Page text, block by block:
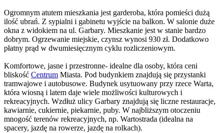
Ogromnym atutem mieszkania jest garderoba, która pomieści dużą
ilość ubrań. Z sypialni i gabinetu wyjście na balkon. W salonie duże
okna z widokiem na ul. Garbary. Mieszkanie jest w stanie bardzo
dobrym. Ogrzewanie miejskie, czynsz wynosi 930 zł. Dodatkowo
płatny prąd w dwumiesięcznym cyklu rozliczeniowym.
Komfortowe, jasne i przestronne- idealne dla osoby, która ceni
bliskość Centrum Miasta. Pod budynkiem znajdują się przystanki
tramwajowe i autobusowe. Budynek usytuowany przy rzece Warta,
która wiosną i latem daje wiele możliwości kulturowych i
rekreacyjnych. Wzdłuż ulicy Garbary znajdują się liczne restauracje,
kawiarnie, cukiernie, piekarnie, puby. W najbliższym otoczeniu
mnogość terenów rekreacyjnych, np. Wartostrada (idealna na
spacery, jazdę na rowerze, jazdę na rolkach).